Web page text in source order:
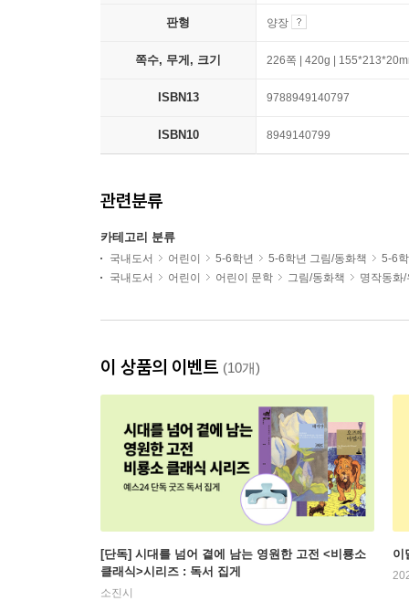
판형 양장
쪽수, 무게, 크기 226쪽 | 420g |
ISBN13 9788949140797
ISBN10 8949140799
관련분류
카테고리 분류
국내도서 어린이 5-6학년 5-6학년 그림/동화책
5-6
국내도서
어린이 어린이 문학 그림/동화책 명작동화/
이 상품의 이벤트 (10개)
[단독] 시대를 넘어 곁에 남는 영원한 고전 <비룡소
클래식>시리즈 : 독서 집게
소진시
이